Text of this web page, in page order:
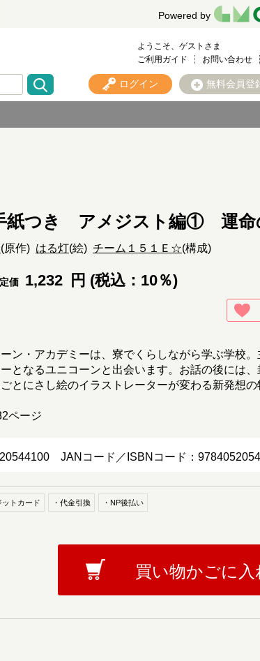
Powered by
ようこそ、ゲストさま
ご利用ガイド
お問い合わせ
ログイン 無料会員登
紙つき アメジスト編① 運命
(原作) はる灯(絵) チーム１５１Ｅ☆(構成)
定価 1,232 円 (税込：10％)
ン・アカデミーは、寮でくらしながら学ぶ学校
となるユニコーンと出会います。お話の後には
とにさし絵のイラストレーターが変わる新発想の
ページ
JANコード／ISBNコード：
ットカード ・代金引換 ・NP後払い
買い物かごに入